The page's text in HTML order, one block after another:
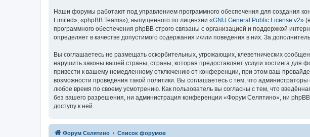
Наши форумы работают под управлением программного обеспечения для создания
Limited», «phpBB Teams»), выпущенного по лицензии «GNU General Public License v2»
программного обеспечения phpBB строго связаны с организацией и поддержкой
определяет в качестве допустимого содержания и/или поведения в них. За
Вы соглашаетесь не размещать оскорбительных, угрожающих, клеветнических
нарушить законы вашей страны, страны, которая предоставляет услуги хостинга
привести к вашему немедленному отключению от конференции, при этом ваш
возможности проведения такой политики. Вы соглашаетесь с тем, что
любое время по своему усмотрению. Как пользователь вы согласны с тем, что
без вашего разрешения, ни администрация конференции «Форум Селятино», ни
доступу к ней.
Форум Селятино Список форумов